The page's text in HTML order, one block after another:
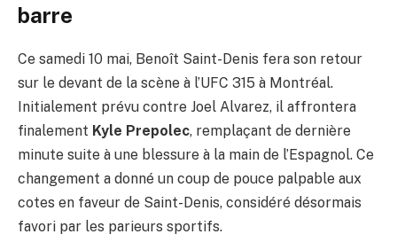
barre
Ce samedi 10 mai, Benoît Saint-Denis fera son retour
sur le devant de la scène à l’UFC 315 à Montréal.
Initialement prévu contre Joel Alvarez, il affrontera
finalement Kyle Prepolec, remplaçant de dernière
minute suite à une blessure à la main de l’Espagnol. Ce
changement a donné un coup de pouce palpable aux
cotes en faveur de Saint-Denis, considéré désormais
favori par les parieurs sportifs.